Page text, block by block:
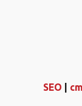
SEO